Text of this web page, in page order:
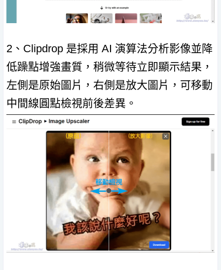
2、Clipdrop 是採用 AI 演算法分析影像並降
低躁點增強畫質，稍微等待立即顯示結果，
左側是原始圖片，右側是放大圖片，可移動
中間線圓點檢視前後差異。